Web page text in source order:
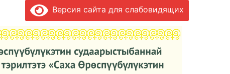
Версия сайта для слабовидящих